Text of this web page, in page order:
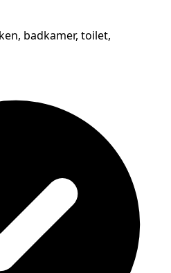
badkamer, toilet,